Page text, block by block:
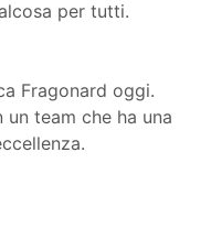
per tutti.
Fragonard oggi.
team che ha una